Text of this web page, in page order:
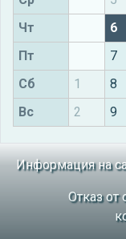
Чт
6
Пт
7
Сб
1 8
Вс
2 9
Информация на
Отказ от